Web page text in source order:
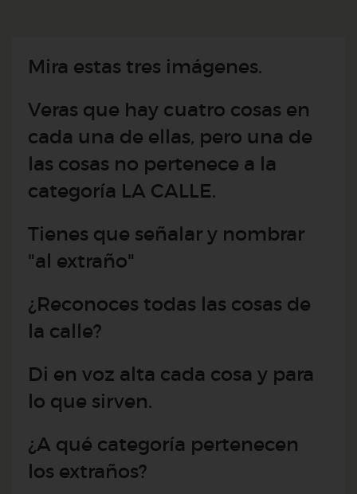
Mira estas tres imágenes.
Veras que hay cuatro cosas en
cada una de ellas, pero una de
las cosas no pertenece a la
categoría LA CALLE.
Tienes que señalar y nombrar
"al extraño"
¿Reconoces todas las cosas de
la calle?
Di en voz alta cada cosa y para
lo que sirven.
¿A qué categoría pertenecen
los extraños?